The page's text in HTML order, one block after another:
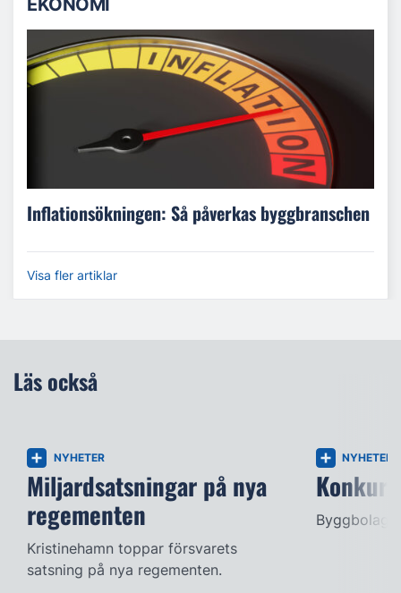
EKONOMI
Inflationsökningen: Så påverkas byggbranschen
Visa fler artiklar
Läs också
NYHETER
Miljardsatsningar på nya
regementen
Kristinehamn toppar försvarets
satsning på nya regementen.
NYHETER
Byggbolag